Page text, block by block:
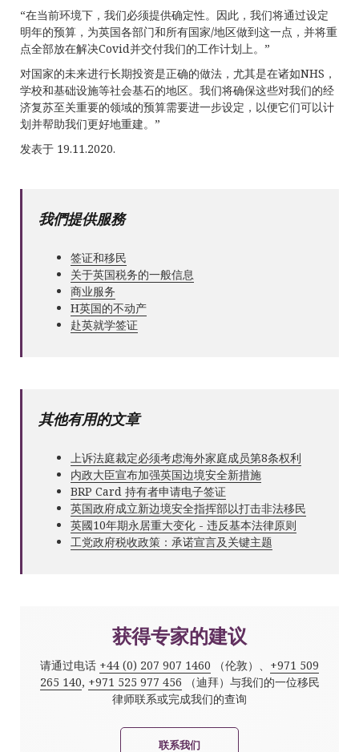
“在当前环境下，我们必须提供确定性。因此，我们将通过设定
明年的预算，为英国各部门和所有国家/地区做到这一点，并将重
点全部放在解决Covid并交付我们的工作计划上。”
对国家的未来进行长期投资是正确的做法，尤其是在诸如NHS，
学校和基础设施等社会基石的地区。我们将确保这些对我们的经
济复苏至关重要的领域的预算需要进一步设定，以便它们可以计
划并帮助我们更好地重建。”
发表于 19.11.2020.
我們提供服務
签证和移民
关于英国税务的一般信息
商业服务
Н英国的不动产
赴英就学签证
其他有用的文章
上诉法庭裁定必须考虑海外家庭成员第8条权利
内政大臣宣布加强英国边境安全新措施
BRP Card 持有者申请电子签证
英国政府成立新边境安全指挥部以打击非法移民
英國10年期永居重大变化 - 违反基本法律原则
工党政府税收政策：承诺宣言及关键主题
获得专家的建议
请通过电话 +44 (0) 207 907 1460 （伦敦）、 +971 509
265 140, +971 525 977 456 （迪拜）与我们的一位移民
律师联系或完成我们的查询
联系我们